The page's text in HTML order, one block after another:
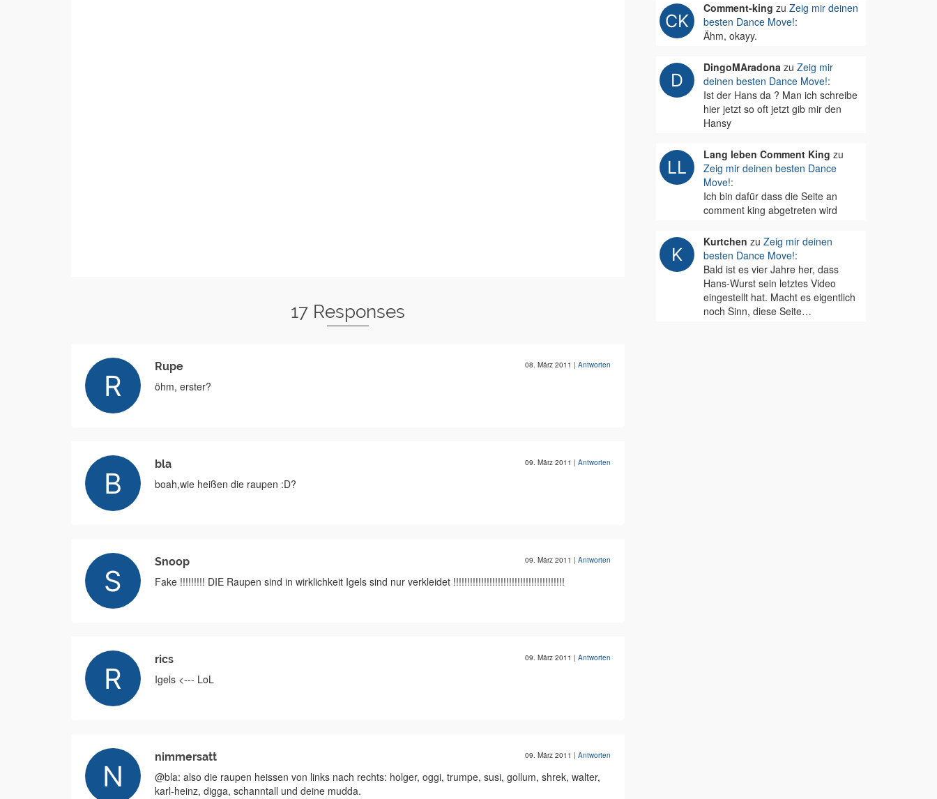
17 Responses
Rupe 08. März 2011 | Antworten
öhm, erster?
bla 09. März 2011 | Antworten
boah,wie heißen die raupen :D?
Snoop 09. März 2011 | Antworten
Fake !!!!!!!!! DIE Raupen sind in wirklichkeit Igels sind nur verkleidet !!!!!!!!!!!!!!!!!!!!!!!!!!!!!!!!!!!!!!!!
rics 09. März 2011 | Antworten
Igels <--- LoL
nimmersatt 09. März 2011 | Antworten
@bla: also die raupen heissen von links nach rechts: holger, oggi, trumpe, susi, gollum, shrek, walter,
karl-heinz, digga, schanntall und deine mudda.
Comment-king zu Zeig mir deinen
besten Dance Move!:
Ähm, okayy.
DingoMAradonazu Zeig mir
deinen besten Dance Move!:
Ist der Hans da ? Man ich schreibe
hier jetzt so oft jetzt gib mir den
Hansy
Lang leben Comment King zu
Zeig mir deinen besten Dance
Move!:
Ich bin dafür dass die Seite an
comment king abgetreten wird
Kurtchen zu Zeig mir deinen
besten Dance Move!:
Bald ist es vier Jahre her, dass
Hans-Wurst sein letztes Video
eingestellt hat. Macht es eigentlich
noch Sinn, diese Seite…